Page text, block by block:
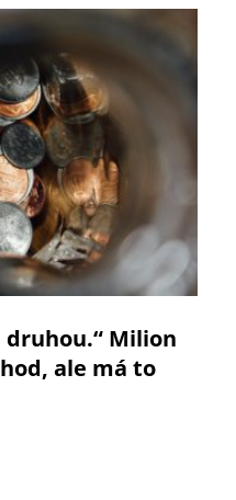
druhou.“ Milion
ale má to